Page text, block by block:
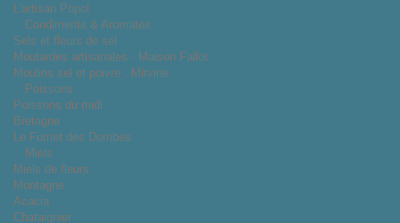
L'artisan Popol
Condiments & Aromates
Sels et fleurs de sel
Moutardes artisanales - Maison Fallot
Moulins sel et poivre : Mirvine
Poissons
Poissons du midi
Bretagne
Le Fumet des Dombes
Miels
Miels de fleurs
Montagne
Acacia
Chataignier